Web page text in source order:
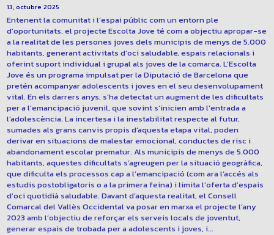
13, octubre 2025
Entenent la comunitat i l’espai públic com un entorn ple
d’oportunitats, el projecte Escolta Jove té com a objectiu apropar-se
a la realitat de les persones joves dels municipis de menys de 5.000
habitants, generant activitats d’oci saludable, espais relacionals i
oferint suport individual i grupal als joves de la comarca. L’Escolta
Jove és un programa impulsat per la Diputació de Barcelona que
pretén acompanyar adolescents i joves en el seu desenvolupament
vital. En els darrers anys, s’ha detectat un augment de les dificultats
per a l’emancipació juvenil, que sovint s’inicien amb l’entrada a
l’adolescència. La incertesa i la inestabilitat respecte al futur,
sumades als grans canvis propis d’aquesta etapa vital, poden
derivar en situacions de malestar emocional, conductes de risc i
abandonament escolar prematur. Als municipis de menys de 5.000
habitants, aquestes dificultats s’agreugen per la situació geogràfica,
que dificulta els processos cap a l’emancipació (com ara l’accés als
estudis postobligatoris o a la primera feina) i limita l’oferta d’espais
d’oci quotidià saludable. Davant d’aquesta realitat, el Consell
Comarcal del Vallès Occidental va posar en marxa el projecte l’any
2023 amb l’objectiu de reforçar els serveis locals de joventut,
generar espais de trobada per a adolescents i joves, i...